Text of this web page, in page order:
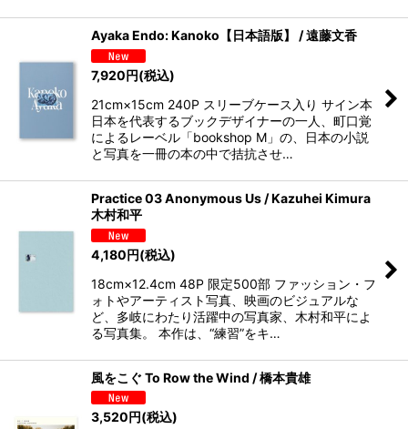
Ayaka Endo: Kanoko【日本語版】 / 遠藤文香
7,920円(税込)
21cm×15cm 240P スリーブケース入り サイン本
日本を代表するブックデザイナーの一人、町口覚
によるレーベル「bookshop M」の、日本の小説
と写真を一冊の本の中で拮抗させ…
Practice 03 Anonymous Us / Kazuhei Kimura
木村和平
4,180円(税込)
18cm×12.4cm 48P 限定500部 ファッション・フ
ォトやアーティスト写真、映画のビジュアルな
ど、多岐にわたり活躍中の写真家、木村和平によ
る写真集。 本作は、“練習”をキ…
風をこぐ To Row the Wind / 橋本貴雄
3,520円(税込)